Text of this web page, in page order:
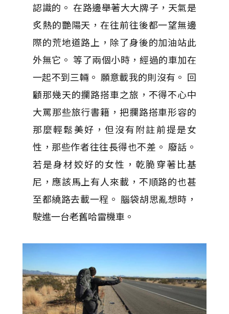
認識的。 在路邊舉著大大牌子，天氣是
炙熱的艷陽天，在往前往後都一望無邊
際的荒地道路上，除了身後的加油站此
外無它。 等了兩個小時，經過的車加在
一起不到三輛。 願意載我的則沒有。 回
顧那幾天的攔路搭車之旅，不得不心中
大罵那些旅行書籍，把攔路搭車形容的
那麼輕鬆美好，但沒有附註前提是女
性，那些作者往往長得也不差。 廢話。
若是身材姣好的女性，乾脆穿著比基
尼，應該馬上有人來載，不順路的也甚
至都繞路去載一程。 腦袋胡思亂想時，
駛進一台老舊哈雷機車。